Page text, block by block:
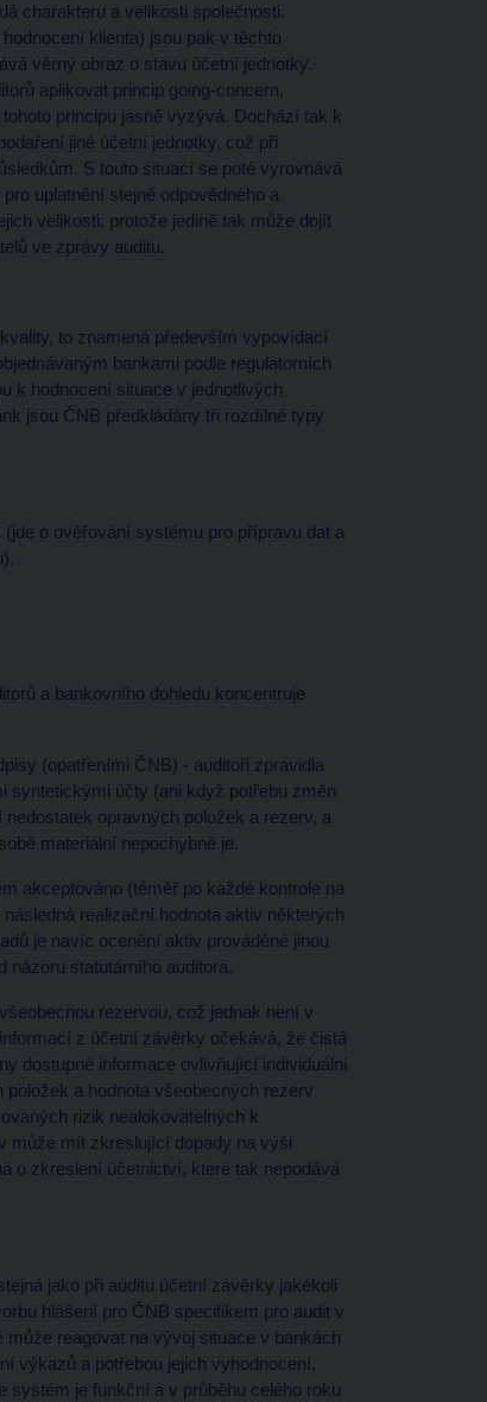
charakteru a velikosti společnosti.
klienta) jsou pak v těchto
věrný obraz o stavu účetní jednotky.
aplikovat princip going-concern,
principu jasně vyzývá. Dochází tak k
jiné účetní jednotky, což při
S touto situací se poté vyrovnává
uplatnění stejně odpovědného a
velikosti, protože jedině tak může dojít
ve zprávy auditu.
to znamená především vypovídací
bankami podle regulatorních
k hodnocení situace v jednotlivých
jsou ČNB předkládány tři rozdílné typy
o ověřování systému pro přípravu dat a
a bankovního dohledu koncentruje
(opatřeními ČNB) - auditoři zpravidla
syntetickými účty (ani když potřebu změn
opravných položek a rezerv, a
materiální nepochybně je.
akceptováno (téměř po každé kontrole na
realizační hodnota aktiv některých
je navíc ocenění aktiv prováděné jinou
názoru statutárního auditora.
rezervou, což jednak není v
z účetní závěrky očekává, že čistá
dostupné informace ovlivňující individuální
položek a hodnota všeobecných rezerv
rizik nealokovatelných k
může mít zkreslující dopady na výši
o zkreslení účetnictví, které tak nepodává
jako při auditu účetní závěrky jakékoli
hlášení pro ČNB specifikem pro audit v
může reagovat na vývoj situace v bankách
výkazů a potřebou jejich vyhodnocení,
systém je funkční a v průběhu celého roku